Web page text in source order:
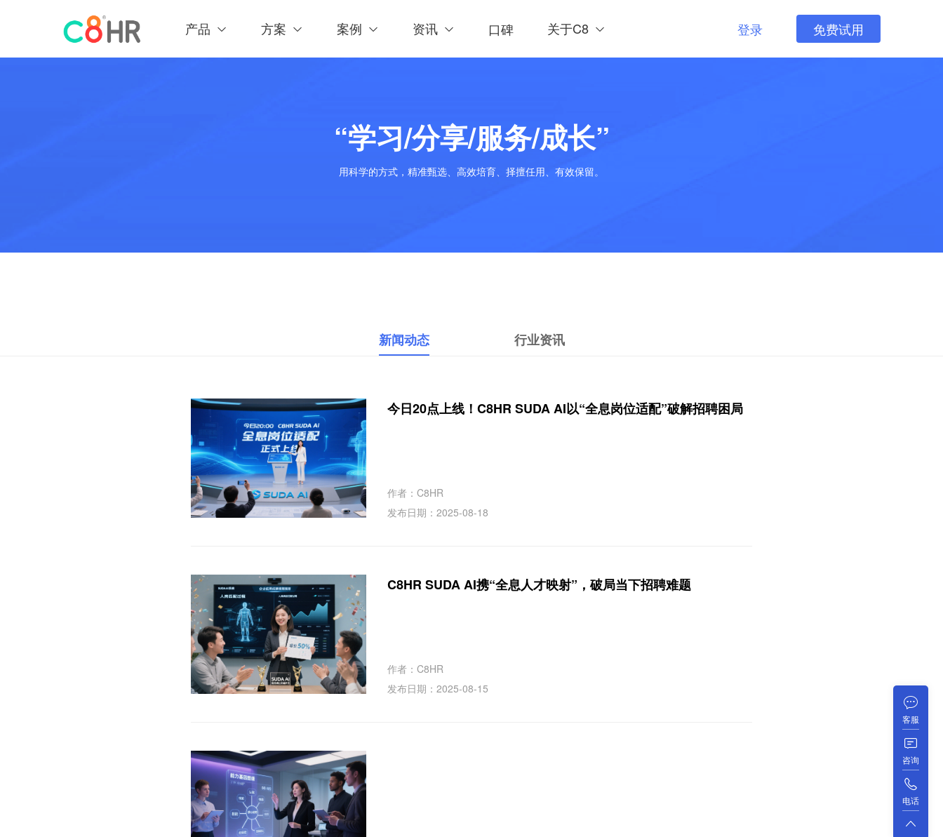
产品 方案 案例 资讯 口碑 关于C8 登录 免费试用
“学习/分享/服务/成长”
用科学的方式，精准甄选、高效培育、择擅任用、有效保留。
新闻动态 行业资讯
今日20点上线！C8HR SUDA AI以“全息岗位适配”破解招聘困局
作者：C8HR
发布日期：2025-08-18
C8HR SUDA AI携“全息人才映射”，破局当下招聘难题
作者：C8HR
发布日期：2025-08-15
客服
咨询
电话